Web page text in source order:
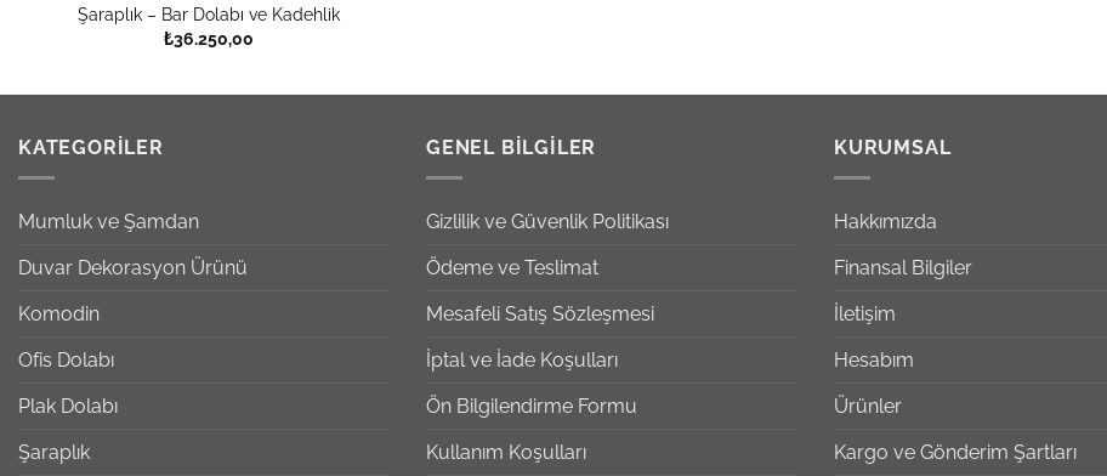
Şaraplık – Bar Dolabı ve Kadehlik
₺36.250,00
KATEGORILER
Mumluk ve Şamdan
Duvar Dekorasyon Ürünü
Komodin
Ofis Dolabı
Plak Dolabı
Şaraplık
GENEL BILGILER
Gizlilik ve Güvenlik Politikası
Ödeme ve Teslimat
Mesafeli Satış Sözleşmesi
İptal ve İade Koşulları
Ön Bilgilendirme Formu
Kullanım Koşulları
KURUMSAL
Hakkımızda
Finansal Bilgiler
İletişim
Hesabım
Ürünler
Kargo ve Gönderim Şartları